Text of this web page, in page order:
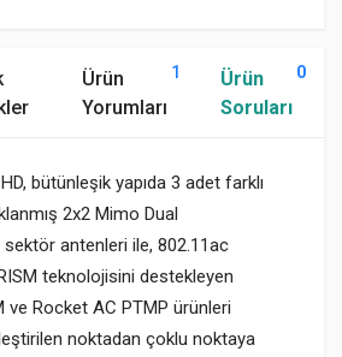
Ürün
Yorumları
1
Ürün
Soruları
0
bütünleşik yapıda 3 adet farklı
2x2 Mimo Dual
antenleri ile, 802.11ac
teknolojisini destekleyen
ve Rocket AC PTMP ürünleri
noktadan çoklu noktaya